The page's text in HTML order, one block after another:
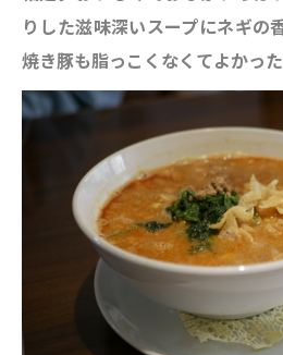
りした滋味深いスープにネギの
焼き豚も脂っこくなくてよかった